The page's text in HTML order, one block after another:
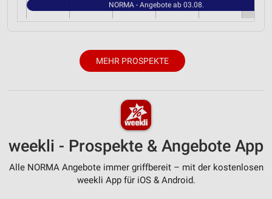
NORMA - Angebote ab 03.08.
MEHR PROSPEKTE
weekli - Prospekte & Angebote App
Alle NORMA Angebote immer griffbereit – mit der kostenlosen
weekli App für iOS & Android.